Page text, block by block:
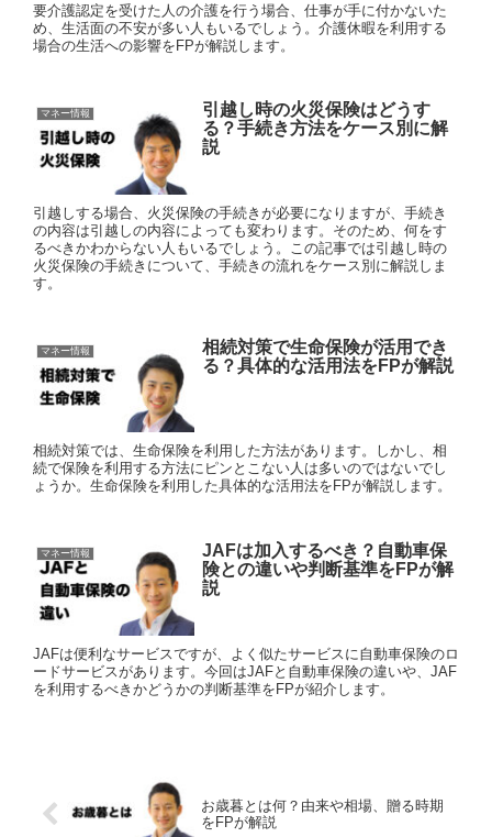
要介護認定を受けた人の介護を行う場合、仕事が手に付かないた
め、生活面の不安が多い人もいるでしょう。介護休暇を利用する
場合の生活への影響をFPが解説します。
マネー情報
引越し時の火災保険はどうす
る？手続き方法をケース別に解
説
引越しする場合、火災保険の手続きが必要になりますが、手続き
の内容は引越しの内容によっても変わります。そのため、何をす
るべきかわからない人もいるでしょう。この記事では引越し時の
火災保険の手続きについて、手続きの流れをケース別に解説しま
す。
マネー情報
相続対策で生命保険が活用でき
る？具体的な活用法をFPが解説
相続対策では、生命保険を利用した方法があります。しかし、相
続で保険を利用する方法にピンとこない人は多いのではないでし
ょうか。生命保険を利用した具体的な活用法をFPが解説します。
マネー情報
JAFは加入するべき？自動車保
険との違いや判断基準をFPが解
説
JAFは便利なサービスですが、よく似たサービスに自動車保険のロ
ードサービスがあります。今回はJAFと自動車保険の違いや、JAF
を利用するべきかどうかの判断基準をFPが紹介します。
お歳暮とは何？由来や相場、贈る時期
をFPが解説